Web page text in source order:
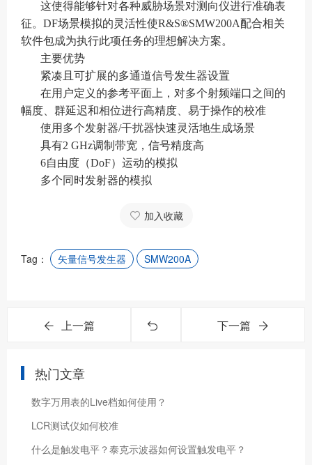
这使得能够针对各种威胁场景对测向仪进行准确表
征。DF场景模拟的灵活性使R&S®SMW200A配合相关
软件包成为执行此项任务的理想解决方案。
主要优势
紧凑且可扩展的多通道信号发生器设置
在用户定义的参考平面上，对多个射频端口之间的
幅度、群延迟和相位进行高精度、易于操作的校准
使用多个发射器/干扰器快速灵活地生成场景
具有2 GHz调制带宽，信号精度高
6自由度（DoF）运动的模拟
多个同时发射器的模拟
加入收藏
Tag： 矢量信号发生器 SMW200A
上一篇 下一篇
热门文章
数字万用表的Live档如何使用？
LCR测试仪如何校准
什么是触发电平？泰克示波器如何设置触发电平？